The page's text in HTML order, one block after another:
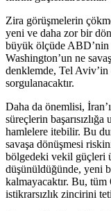
Zira görüşmelerin
yeni ve daha zor bir
büyük ölçüde ABD’nin
Washington’un ne
denklemde, Tel Aviv’in
sorgulanacaktır.
Daha da önemlisi,
süreçlerin
hamlelere itebilir. Bu
savaşa dönüşmesi
bölgedeki vekil güçleri
düşünüldüğünde, yeni
kalmayacaktır. Bu,
istikrarsızlık zincirini